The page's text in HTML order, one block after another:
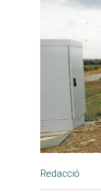
Redacció